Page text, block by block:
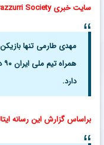
سایت خبری Nerazzurri Society می‌نویسد:
مهدی طارمی تنها
دارد.
براساس گزارش این رسانه